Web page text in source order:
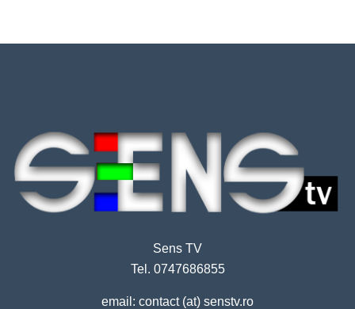
Sens TV
Tel. 0747686855
email: contact (at) senstv.ro